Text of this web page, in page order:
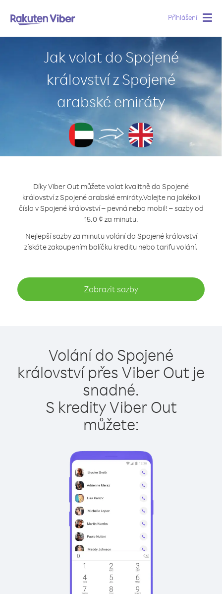
Přihlášení
Jak volat do Spojené
království z Spojené
arabské emiráty
Díky Viber Out můžete volat kvalitně do Spojené
království z Spojené arabské emiráty.Volejte na jakékoli
číslo v Spojené království – pevná nebo mobil! – sazby od
15.0 ¢ za minutu.
Nejlepší sazby za minutu volání do Spojené království
získáte zakoupením balíčku kreditu nebo tarifu volání.
Zobrazit sazby
Volání do Spojené
království přes Viber Out je
snadné.
S kredity Viber Out
můžete: